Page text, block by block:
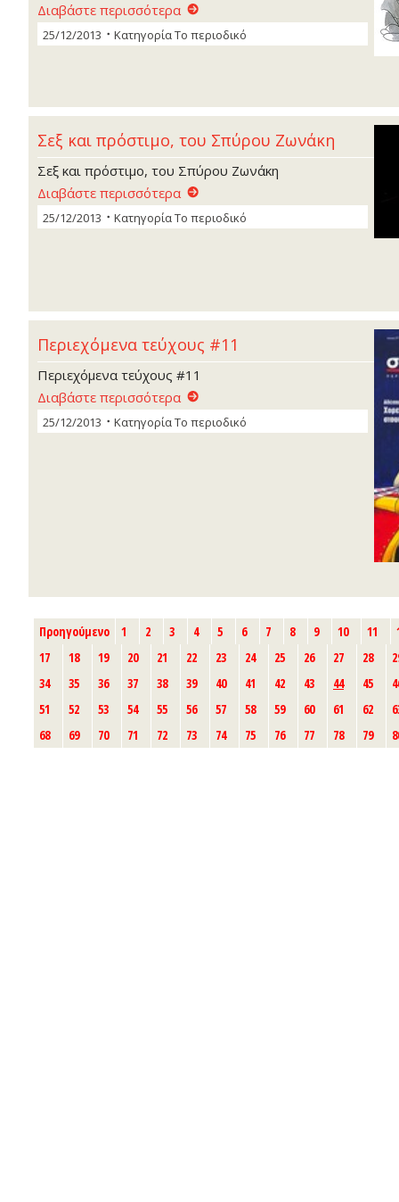
Διαβάστε περισσότερα
25/12/2013 ΚατηγορίαΤο περιοδικό
Σεξ και πρόστιµο, του Σπύρου Ζωνάκη
Σεξ και πρόστιµο, του Σπύρου Ζωνάκη
Διαβάστε περισσότερα
25/12/2013 ΚατηγορίαΤο περιοδικό
Περιεχόμενα τεύχους #11
Περιεχόμενα τεύχους #11
Διαβάστε περισσότερα
25/12/2013 ΚατηγορίαΤο περιοδικό
Προηγούμενο 1 2 3 4 5 6 7 8 9 10 11
17
18 19 20 21 22 23 24 25 26 27 28
34
35 36 37 38 39 40 41 42 43 44 45
51
52 53 54 55 56 57 58 59 60 61 62
68
69 70 71 72 73 74 75 76 77 78 79